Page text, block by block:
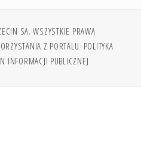
SA. WSZYSTKIE PRAWA
Z PORTALU POLITYKA
INFORMACJI PUBLICZNEJ